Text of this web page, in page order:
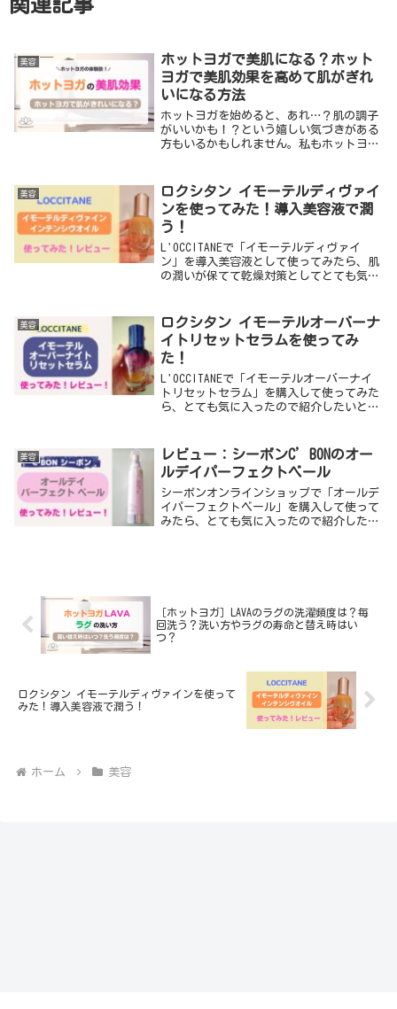
美容
ホットヨガで美肌になる？ホット
ヨガで美肌効果を高めて肌がぎれ
いになる方法
ホットヨガを始めると、あれ…？肌の調子
がいいかも！？という嬉しい気づきがある
方もいるかもしれません。私もホットヨガ
回は、ホットヨガの美肌効果について、自
分の体験談を...
美容
ロクシタン イモーテルディヴァイ
ンを使ってみた！導入美容液で潤
う！
L'OCCITANEで「イモーテルディヴァイ
ン」を導入美容液として使ってみたら、肌
の潤いが保てて乾燥対策としてとても気に
けは、このイモーテルディヴァインが、オ
イルと...
美容
ロクシタン イモーテルオーバーナ
イトリセットセラムを使ってみ
た！
L'OCCITANEで「イモーテルオーバーナイ
トリセットセラム」を購入して使ってみた
ら、とても気に入ったので紹介したいと思
したときに、イモーテルの香りに癒された
肌に...
美容
レビュー：シーボンC’BONのオー
ルデイパーフェクトベール
シーボンオンラインショップで「オールデ
イパーフェクトベール」を購入して使って
みたら、とても気に入ったので紹介したい
［ホットヨガ］LAVAのラグの洗濯頻度は？毎
回洗う？洗い方やラグの寿命と替え時はい
つ？
ロクシタン イモーテルディヴァインを使って
みた！導入美容液で潤う！
ホーム 美容